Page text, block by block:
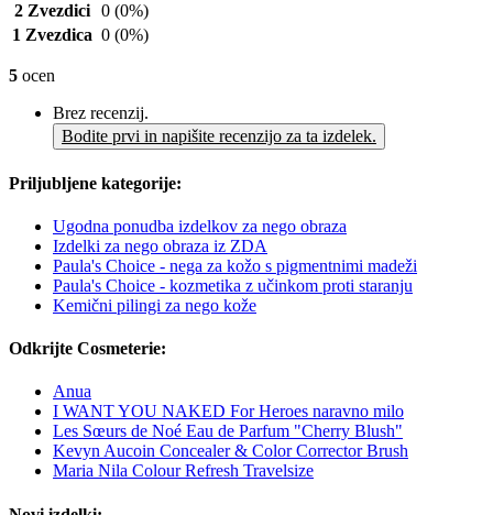
2 Zvezdici 0 (0%)
1 Zvezdica 0 (0%)
5 ocen
Brez recenzij.
Bodite prvi in napišite recenzijo za ta izdelek.
Priljubljene kategorije:
Ugodna ponudba izdelkov za nego obraza
Izdelki za nego obraza iz ZDA
Paula's Choice - nega za kožo s pigmentnimi madeži
Paula's Choice - kozmetika z učinkom proti staranju
Kemični pilingi za nego kože
Odkrijte Cosmeterie:
Anua
I WANT YOU NAKED For Heroes naravno milo
Les Sœurs de Noé Eau de Parfum "Cherry Blush"
Kevyn Aucoin Concealer & Color Corrector Brush
Maria Nila Colour Refresh Travelsize